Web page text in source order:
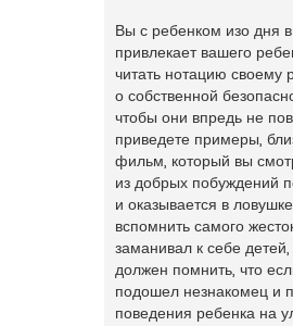
Вы с ребенком изо дня
привлекает вашего
читать нотацию своему
о собственной
чтобы они впредь не
приведете примеры,
фильм, который вы
из добрых побуждений
и оказывается в
вспомнить самого
заманивал к себе
должен помнить, что
подошел незнакомец и
поведения ребенка на